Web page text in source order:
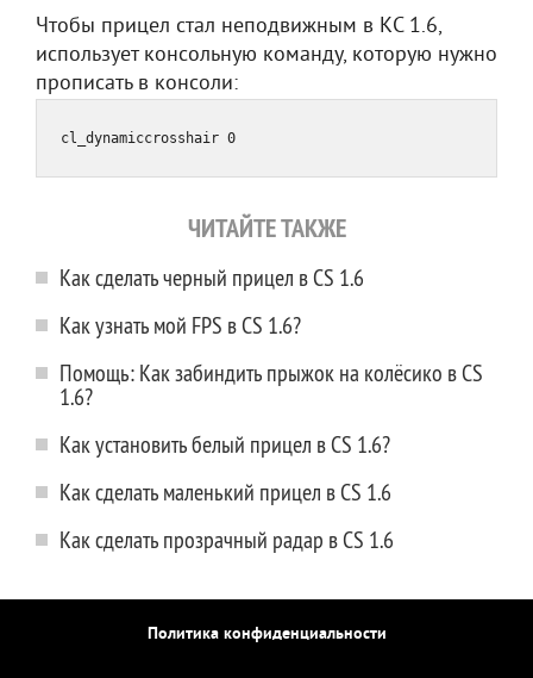
Чтобы прицел стал неподвижным в КС 1.6,
использует консольную команду, которую нужно
прописать в консоли:
cl_dynamiccrosshair 0
ЧИТАЙТЕ ТАКЖЕ
Как сделать черный прицел в CS 1.6
Как узнать мой FPS в CS 1.6?
Помощь: Как забиндить прыжок на колёсико в CS
1.6?
Как установить белый прицел в CS 1.6?
Как сделать маленький прицел в CS 1.6
Как сделать прозрачный радар в CS 1.6
Политика конфиденциальности